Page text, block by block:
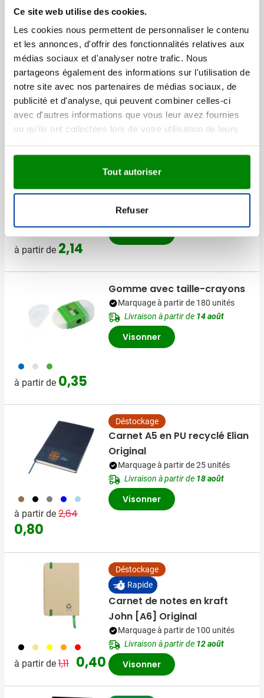
Ce site web utilise des cookies.
Les cookies nous permettent de personnaliser le contenu
et les annonces, d'offrir des fonctionnalités relatives aux
médias sociaux et d'analyser notre trafic. Nous
partageons également des informations sur l'utilisation de
notre site avec nos partenaires de médias sociaux, de
publicité et d'analyse, qui peuvent combiner celles-ci
avec d'autres informations que vous leur avez fournies
ou qu'ils ont collectées lors de votre utilisation de leurs
Tout autoriser
Refuser
001003004005
à partir de Prix normal
2,74 Prix spécial
0,83
Déstockage
Dario Original
Visonner
à partir de 2,14
Recyclé
Carnet de notes | Recyclé |
A5 | Ligné
Livraison à partir de
Visonner
023 002 029
à partir de 0,35
Gomme avec taille-crayons
Marquage à partir de 180 unités
Livraison à partir de 14 août
Visonner
011 001 003 005 018
à partir de Prix normal
2,64 Prix spécial
0,80
Déstockage
Carnet A5 en PU recyclé Elian
Original
Marquage à partir de 25 unités
Livraison à partir de 18 août
Visonner
001 013 006 007 008
à partir de Prix normal
1,11 Prix spécial
0,40
Déstockage
Rapide
Carnet de notes en kraft
John [A6] Original
Marquage à partir de 100 unités
Livraison à partir de 12 août
Visonner